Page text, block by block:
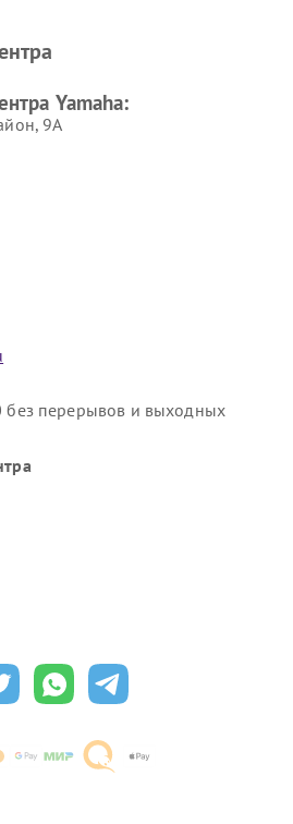
Yamaha
Yamaha:
9А
перерывов и выходных